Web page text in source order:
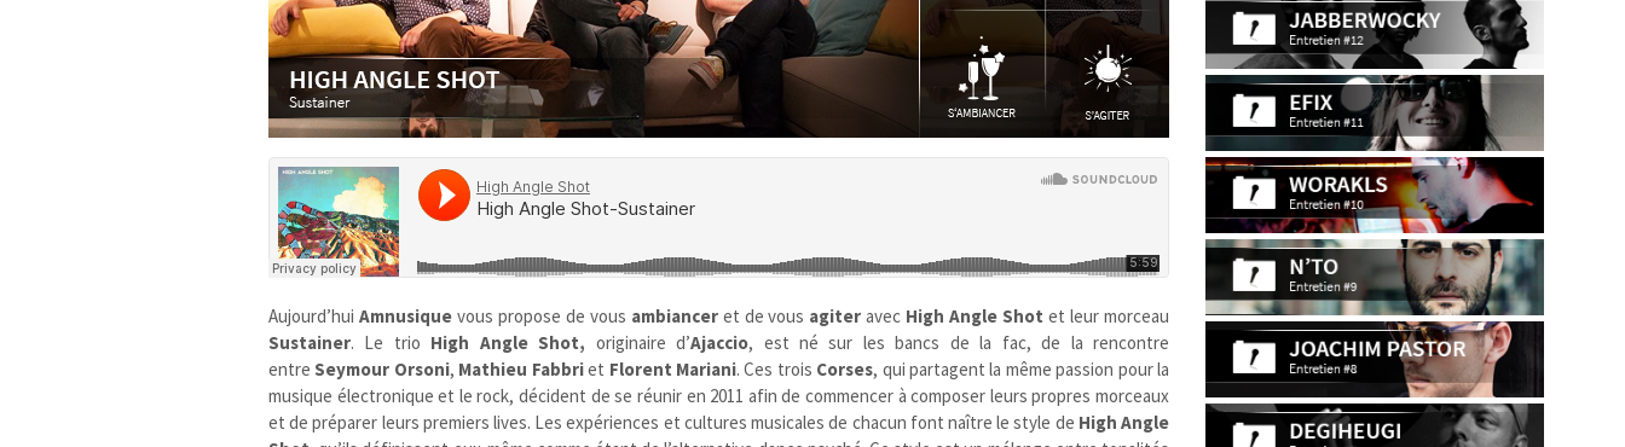
Aujourd’hui Amnusiquevous propose de vous ambianceret de vous agiter avec High Angle Shot et leur morceau
Sustainer. Le trio High Angle Shot, originaire d’Ajaccio, est né sur les bancs de la fac, de la rencontre
entreSeymour Orsoni, Mathieu Fabbriet Florent Mariani. Ces trois Corses, qui partagent la même passion pour la
musique électronique et le rock, décident de se réunir en 2011 afin de commencer à composer leurs propres morceaux
et de préparer leurs premiers lives. Les expériences et cultures musicales de chacun font naître le style de High Angle